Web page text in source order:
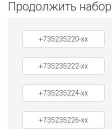
Продолжить набор
+735235220-xx
+735235222-xx
+735235224-xx
+735235226-xx